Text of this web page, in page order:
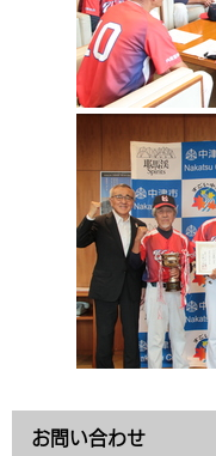
お問い合わせ